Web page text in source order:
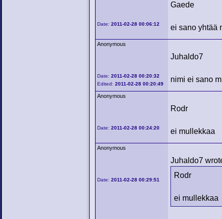
Date:2011-02-28 00:06:12
Gaede
ei sano yhtää
Anonymous
Date:2011-02-28 00:20:32
Edited:2011-02-28 00:20:49
Juhaldo7
nimi ei sano
Anonymous
Date:2011-02-28 00:24:20
Rodr
ei mullekkaa
Anonymous
Date:2011-02-28 00:29:51
Juhaldo7
Rodr
ei mullekkaa